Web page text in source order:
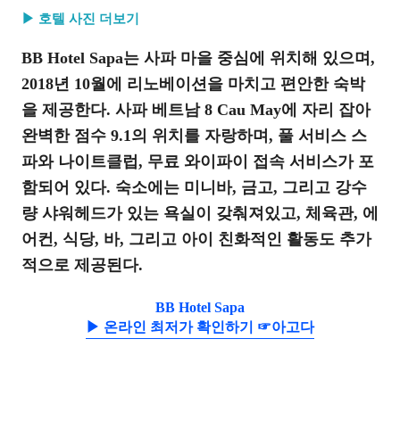
▶ 호텔 사진 더보기
BB Hotel Sapa는 사파 마을 중심에 위치해 있으며,
2018년 10월에 리노베이션을 마치고 편안한 숙박
을 제공한다. 사파 베트남 8 Cau May에 자리 잡아
완벽한 점수 9.1의 위치를 자랑하며, 풀 서비스 스
파와 나이트클럽, 무료 와이파이 접속 서비스가 포
함되어 있다. 숙소에는 미니바, 금고, 그리고 강수
량 샤워헤드가 있는 욕실이 갖춰져있고, 체육관, 에
어컨, 식당, 바, 그리고 아이 친화적인 활동도 추가
적으로 제공된다.
BB Hotel Sapa
▶ 온라인 최저가 확인하기 ☞아고다